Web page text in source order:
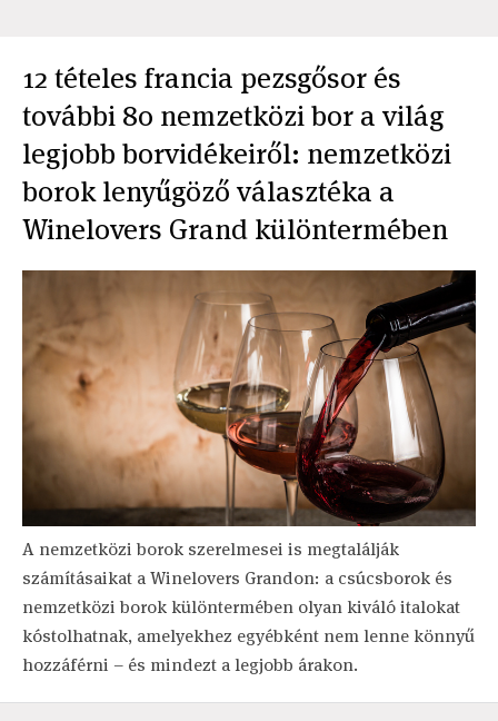
12 tételes francia pezsgősor és
további 80 nemzetközi bor a világ
legjobb borvidékeiről: nemzetközi
borok lenyűgöző választéka a
Winelovers Grand különtermében
A nemzetközi borok szerelmesei is megtalálják
számításaikat a Winelovers Grandon: a csúcsborok és
nemzetközi borok különtermében olyan kiváló italokat
kóstolhatnak, amelyekhez egyébként nem lenne könnyű
hozzáférni – és mindezt a legjobb árakon.